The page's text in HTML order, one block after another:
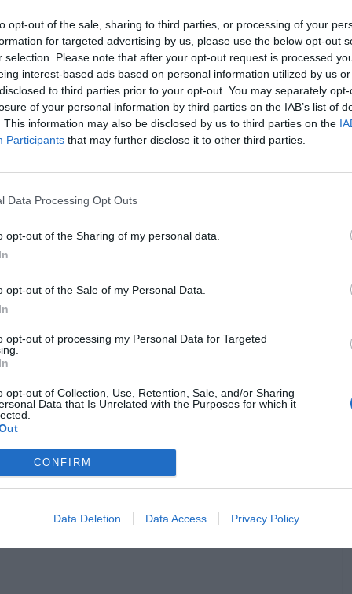
opt-out of the sale, sharing to third parties, or processing of your
for targeted advertising by us, please use the below opt-out
selection. Please note that after your opt-out request is processed
interest-based ads based on personal information utilized by us
to third parties prior to your opt-out. You may separately
of your personal information by third parties on the IAB’s list of
This information may also be disclosed by us to third parties on the
Participants that may further disclose it to other third parties.
Data Processing Opt Outs
opt-out of the Sharing of my personal data.
opt-out of the Sale of my Personal Data.
opt-out of processing my Personal Data for Targeted
opt-out of Collection, Use, Retention, Sale, and/or Sharing
Data that Is Unrelated with the Purposes for which it
CONFIRM
Data Deletion Data Access Privacy Policy
atribuída por um júri profissional e a outra metade o
chegarem 12 canções à Final, depois dos 5 finalistas
um 6º concorrente. Por isso, antes de terminar
por um curto período para os telespectadores
para disputar a grande Final.
Pub
Ivy;
;
Pascoal
Intérprete: BOLHA;
MoYah;
You Can’t Win, Charlie Brown